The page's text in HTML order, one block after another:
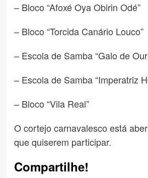
– Bloco “Afoxé Oya Obirin Odé”
– Bloco “Torcida Canário Louco”
– Escola de Samba “Galo de
– Escola de Samba “Imperatriz
– Bloco “Vila Real”
O cortejo carnavalesco está
que quiserem participar.
Compartilhe!